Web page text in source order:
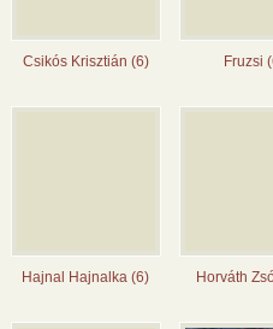
Csikós Krisztián (6) Fruzsi
Hajnal Hajnalka (6) Horváth